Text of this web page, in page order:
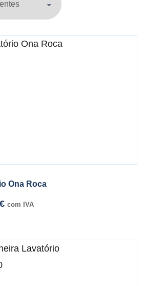
Ona Roca
€ com IVA